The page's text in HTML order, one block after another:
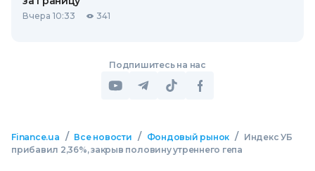
Вчера 10:33 341
Подпишитесь на нас
Finance.ua / Все новости / Фондовый рынок /
Индекс УБ
прибавил 2,36%, закрыв половину утреннего гепа